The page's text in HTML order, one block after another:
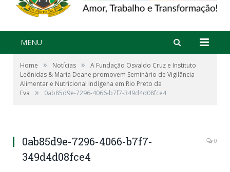
MENU
Home » Notícias »
A Fundação Osvaldo Cruz e Instituto
Leônidas & Maria Deane promovem Seminário de Vigilância
Alimentar e Nutricional Indígena em Rio Preto da
Eva
» 0ab85d9e-7296-4066-b7f7-349d4d08fce4
0ab85d9e-7296-4066-b7f7-
349d4d08fce4
0